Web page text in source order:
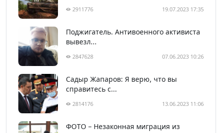
2911776 19.07.2023 17:35
Поджигатель. Антивоенного активиста
вывезл...
2847628 07.06.2023 10:26
Садыр Жапаров: Я верю, что вы
справитесь с...
2814176 13.06.2023 11:06
ФОТО – Незаконная миграция из